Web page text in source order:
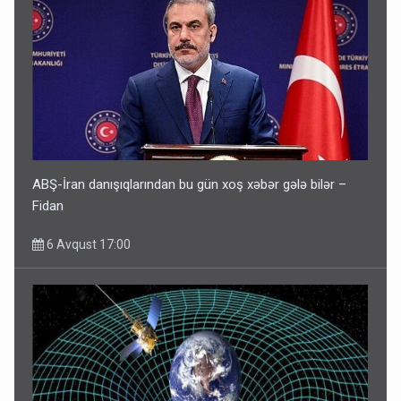
ABŞ-İran danışıqlarından bu gün xoş xəbər gələ bilər –
Fidan
6 Avqust 17:00